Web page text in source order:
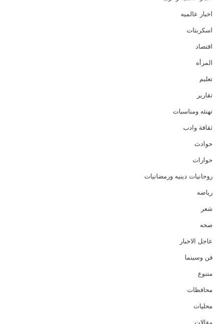
اخبار عالميه
اسكربتات
اقتصاد
المرأه
تعليم
تقارير
تهنئه ومناسبات
ثقافة وادب
حوادث
حوارات
روحانيات دينيه ورمضانيات
رياضه
شعر
صحه
عاجل الاخبار
فن وسينما
متنوع
محافظات
محليات
مقالات